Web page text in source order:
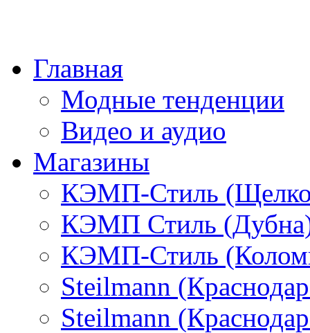
Главная
Модные тенденции
Видео и аудио
Магазины
КЭМП-Стиль
КЭМП Стиль
КЭМП-Стиль
Steilmann
Steilmann